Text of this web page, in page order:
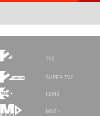
TV2
SUPER TV2
FEM3
MOZI+